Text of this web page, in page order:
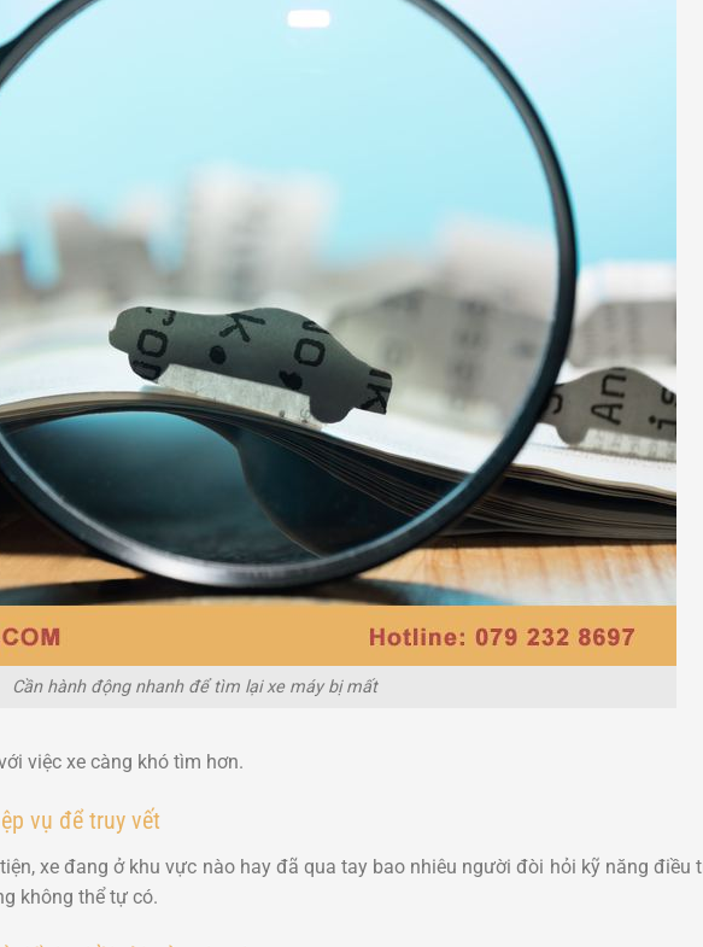
Cần hành động nhanh để tìm lại xe máy bị mất
việc xe càng khó tìm hơn.
vụ để truy vết
xe đang ở khu vực nào hay đã qua tay bao nhiêu người đòi hỏi kỹ năng điều
không thể tự có.